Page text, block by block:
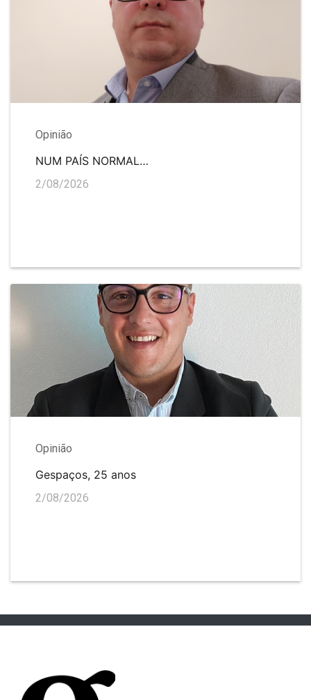
Opinião
NUM PAÍS NORMAL…
2/08/2026
Opinião
Gespaços, 25 anos
2/08/2026